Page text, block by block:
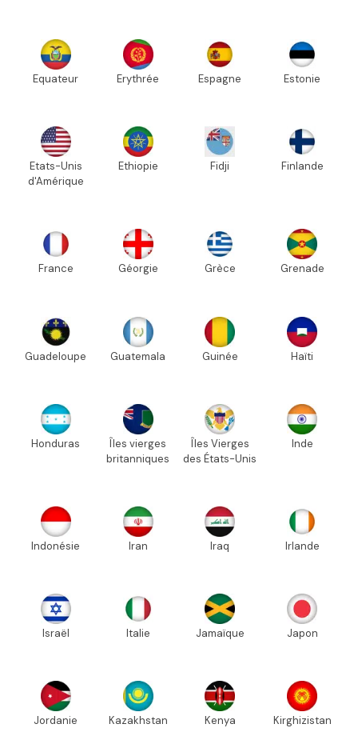
Equateur Erythrée Espagne Estonie
Etats-Unis
d'Amérique
Ethiopie Fidji Finlande
France Géorgie Grèce Grenade
Guadeloupe Guatemala Guinée Haïti
Honduras
Îles vierges
britanniques
Îles Vierges
des États-Unis
Inde
Indonésie Iran Iraq Irlande
Israël Italie Jamaïque Japon
Jordanie Kazakhstan Kenya Kirghizistan